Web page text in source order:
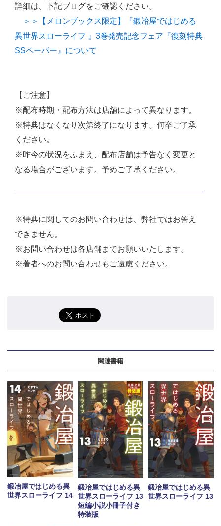
詳細は、下記ブログをご確認ください。
＞＞【メロンブックス限定】『鍛冶屋ではじめる
異世界スローライフ 』3巻発売記念フェア『復刻特典
SSペーパー』について
【ご注意】
※配布時期・配布方法は店舗によって異なります。
※特典はなくなり次第終了になります。何卒ご了承
ください。
※昨今の状況をふまえ、配布店舗は予告なく変更と
なる場合がございます。予めご了承ください。
※特典に関してのお問い合わせは、弊社ではお答え
できません。
※お問い合わせは各店舗までお願いいたします。
※著者へのお問い合わせもご遠慮ください。
関連書籍
鍛冶屋ではじめる異
世界スローライフ 14
鍛冶屋ではじめる異
世界スローライフ 13
短編小説小冊子付き
特装版
鍛冶屋ではじめる異
世界スローライフ 13